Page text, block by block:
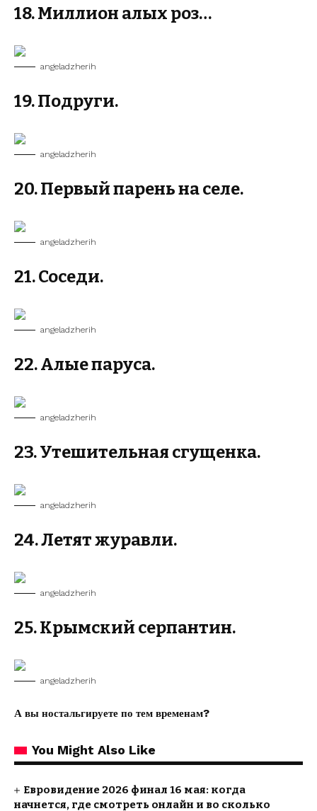
18. Миллион алых роз…
angeladzherih
19. Подруги.
angeladzherih
20. Первый парень на селе.
angeladzherih
21. Соседи.
angeladzherih
22. Алые паруса.
angeladzherih
23. Утешительная сгущенка.
angeladzherih
24. Летят журавли.
angeladzherih
25. Крымский серпантин.
angeladzherih
А вы ностальгируете по тем временам?
You Might Also Like
Евровидение 2026 финал 16 мая: когда
начнется, где смотреть онлайн и во сколько